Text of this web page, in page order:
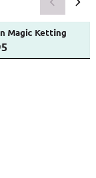
Magic Ketting